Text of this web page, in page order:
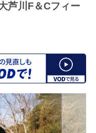
芦川F＆Cフィー